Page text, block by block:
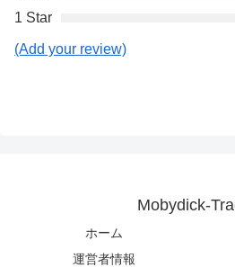
1 Star
(Add your review)
Mobydick-
ホーム
運営者情報